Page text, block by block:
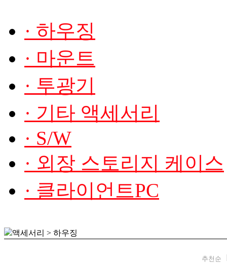
· 하우징
· 마운트
· 투광기
· 기타 액세서리
· S/W
· 외장 스토리지 케이스
· 클라이언트PC
액세서리 > 하우징
추천순